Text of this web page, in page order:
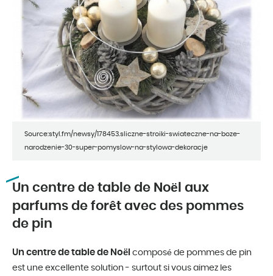
Source:styl.fm/newsy/178453.sliczne-stroiki-swiateczne-na-boze-
narodzenie-30-super-pomyslow-na-stylowa-dekoracje
Un centre de table de Noël aux
parfums de forêt avec des pommes
de pin
Un centre de table de Noël composé de pommes de pin
est une excellente solution - surtout si vous aimez les